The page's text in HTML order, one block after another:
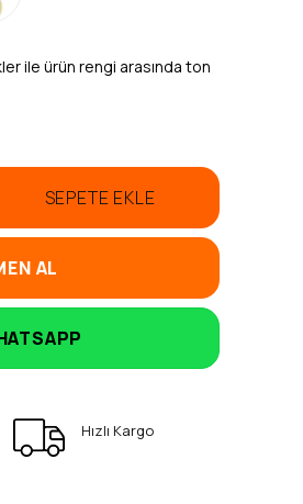
ile ürün rengi arasında ton
SEPETE EKLE
AL
Hızlı Kargo